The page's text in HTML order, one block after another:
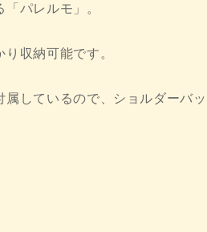
パレルモ」。
収納可能です。
しているので、ショルダーバ